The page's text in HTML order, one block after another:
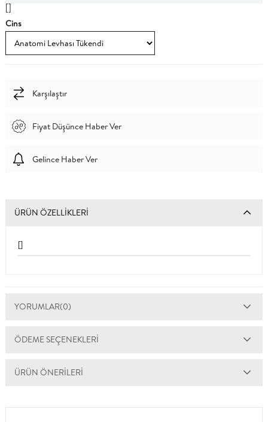
[]
Cins
Karşılaştır
Fiyat Düşünce Haber Ver
Gelince Haber Ver
ÜRÜN ÖZELLIKLERI
[]
YORUMLAR(0)
ÖDEME SEÇENEKLERI
ÜRÜN ÖNERILERI